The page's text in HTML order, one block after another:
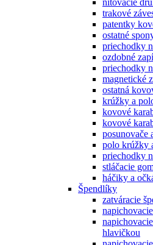
trakové
patentky
ostatné
priechodky
ozdobné
priechodky
magnetické
ostatná
krúžky a
kovové
kovové
posunovače
polo krúžky
priechodky
stláčacie
háčiky a
Špendlíky
zatváracie
hlavičkou